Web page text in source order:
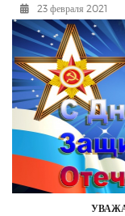
ФОТОРЕПОРТАЖИ
РЕКЛАМОДАТЕЛЯМ
ОБЪЯВЛЕНИЯ
КОНТАКТЫ
23 февраля 2021
УВАЖАЕМЫЕ